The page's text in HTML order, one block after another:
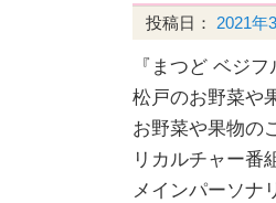
投稿日： 2021年
『まつど ベジ
松戸のお野菜や
お野菜や果物の
リカルチャー番
メインパーソナ